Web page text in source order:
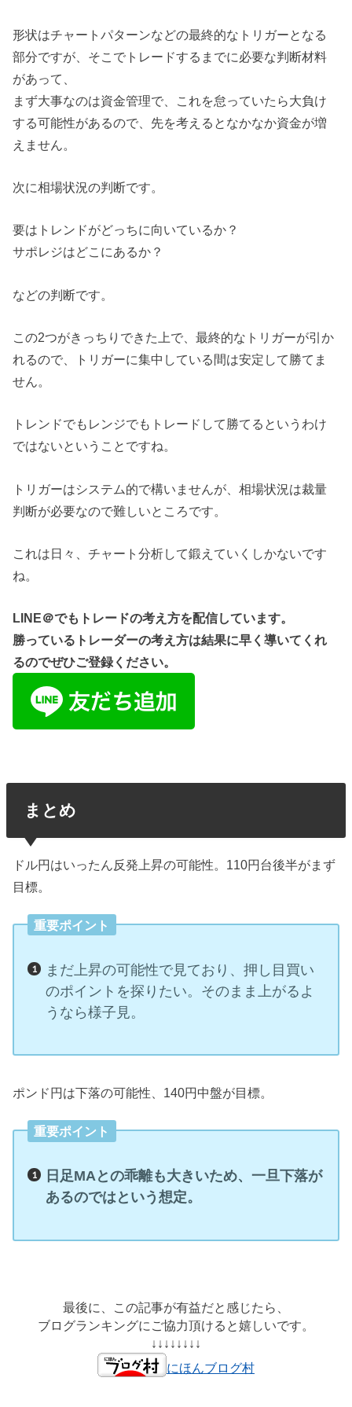
形状はチャートパターンなどの最終的なトリガーとなる
部分ですが、そこでトレードするまでに必要な判断材料
があって、
まず大事なのは資金管理で、これを怠っていたら大負け
する可能性があるので、先を考えるとなかなか資金が増
えません。
次に相場状況の判断です。
要はトレンドがどっちに向いているか？
サポレジはどこにあるか？
などの判断です。
この2つがきっちりできた上で、最終的なトリガーが引か
れるので、トリガーに集中している間は安定して勝てま
せん。
トレンドでもレンジでもトレードして勝てるというわけ
ではないということですね。
トリガーはシステム的で構いませんが、相場状況は裁量
判断が必要なので難しいところです。
これは日々、チャート分析して鍛えていくしかないです
ね。
LINE＠でもトレードの考え方を配信しています。
勝っているトレーダーの考え方は結果に早く導いてくれ
るのでぜひご登録ください。
まとめ
ドル円はいったん反発上昇の可能性。110円台後半がまず
目標。
重要ポイント
まだ上昇の可能性で見ており、押し目買い
のポイントを探りたい。そのまま上がるよ
うなら様子見。
ポンド円は下落の可能性、140円中盤が目標。
重要ポイント
日足MAとの乖離も大きいため、一旦下落が
あるのではという想定。
最後に、この記事が有益だと感じたら、
ブログランキングにご協力頂けると嬉しいです。
↓↓↓↓↓↓↓↓
にほんブログ村